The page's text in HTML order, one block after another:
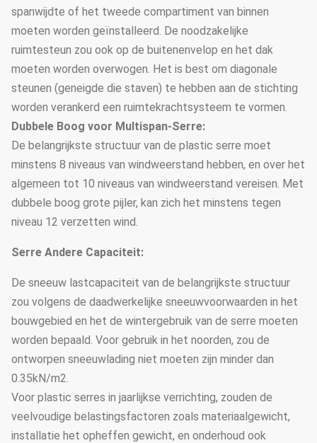
spanwijdte of het tweede compartiment van binnen
moeten worden geïnstalleerd. De noodzakelijke
ruimtesteun zou ook op de buitenenvelop en het dak
moeten worden overwogen. Het is best om diagonale
steunen (geneigde die staven) te hebben aan de stichting
worden verankerd een ruimtekrachtsysteem te vormen.
Dubbele Boog voor Multispan-Serre:
De belangrijkste structuur van de plastic serre moet
minstens 8 niveaus van windweerstand hebben, en over het
algemeen tot 10 niveaus van windweerstand vereisen. Met
dubbele boog grote pijler, kan zich het minstens tegen
niveau 12 verzetten wind.
Serre Andere Capaciteit:
De sneeuw lastcapaciteit van de belangrijkste structuur
zou volgens de daadwerkelijke sneeuwvoorwaarden in het
bouwgebied en het de wintergebruik van de serre moeten
worden bepaald. Voor gebruik in het noorden, zou de
ontworpen sneeuwlading niet moeten zijn minder dan
0.35kN/m2.
Voor plastic serres in jaarlijkse verrichting, zouden de
veelvoudige belastingsfactoren zoals materiaalgewicht,
installatie het opheffen gewicht, en onderhoud ook